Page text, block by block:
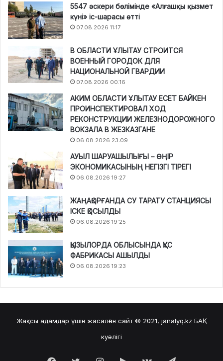
5547 әскери бөлімінде «Алғашқы қызмет
күні» іс-шарасы өтті
07.08.2026 11:17
В ОБЛАСТИ ҰЛЫТАУ СТРОИТСЯ
ВОЕННЫЙ ГОРОДОК ДЛЯ
НАЦИОНАЛЬНОЙ ГВАРДИИ
07.08.2026 00:16
АКИМ ОБЛАСТИ ҰЛЫТАУ ЕСЕТ БАЙКЕН
ПРОИНСПЕКТИРОВАЛ ХОД
РЕКОНСТРУКЦИИ ЖЕЛЕЗНОДОРОЖНОГО
ВОКЗАЛА В ЖЕЗКАЗГАНЕ
06.08.2026 23:09
АУЫЛ ШАРУАШЫЛЫҒЫ – ӨҢІР
ЭКОНОМИКАСЫНЫҢ НЕГІЗГІ ТІРЕГІ
06.08.2026 19:27
ЖАҢАҚОРҒАНДА СУ ТАРАТУ СТАНЦИЯСЫ
ІСКЕ ҚОСЫЛДЫ
06.08.2026 19:25
ҚЫЗЫЛОРДА ОБЛЫСЫНДА ҚҰС
ФАБРИКАСЫ АШЫЛДЫ
06.08.2026 19:23
Жақсы адамдар үшін жасалған сайт © 2021, janalyq.kz БАҚ
куәлігі